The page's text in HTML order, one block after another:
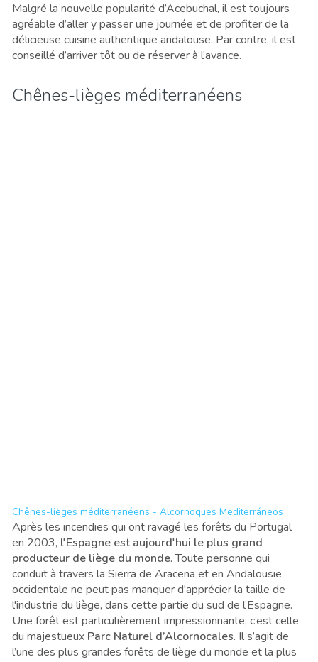
Malgré la nouvelle popularité d’Acebuchal, il est toujours
agréable d’aller y passer une journée et de profiter de la
délicieuse cuisine authentique andalouse. Par contre, il est
conseillé d’arriver tôt ou de réserver à l’avance.
Chênes-lièges méditerranéens
Chênes-lièges méditerranéens - Alcornoques Mediterráneos
Après les incendies qui ont ravagé les forêts du Portugal
en 2003, l'Espagne est aujourd'hui le plus grand
producteur de liège du monde. Toute personne qui
conduit à travers la Sierra de Aracena et en Andalousie
occidentale ne peut pas manquer d'apprécier la taille de
l'industrie du liège, dans cette partie du sud de l’Espagne.
Une forêt est particulièrement impressionnante, c’est celle
du majestueux Parc Naturel d’Alcornocales. Il s’agit de
l’une des plus grandes forêts de liège du monde et la plus